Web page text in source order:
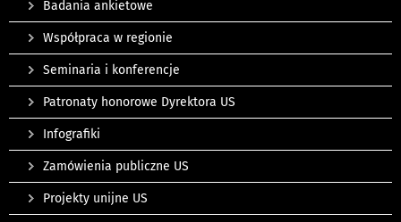
Badania ankietowe
Współpraca w regionie
Seminaria i konferencje
Patronaty honorowe Dyrektora US
Infografiki
Zamówienia publiczne US
Projekty unijne US